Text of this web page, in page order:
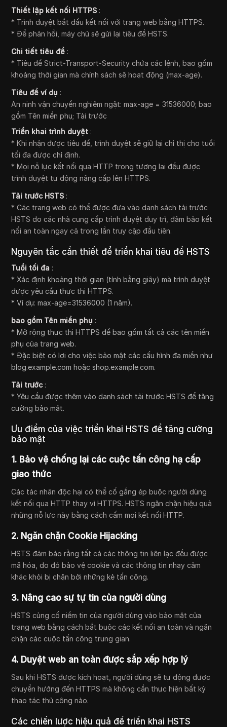
Thiết lập kết nối HTTPS :
* Trình duyệt bắt đầu kết nối với trang web bằng HTTPS.
* Để phản hồi, máy chủ sẽ gửi lại tiêu đề HSTS.
Chi tiết tiêu đề :
* Tiêu đề Strict-Transport-Security chứa các lệnh, bao gồm
khoảng thời gian mà chính sách sẽ hoạt động (max-age).
Tiêu đề ví dụ :
An ninh vận chuyển nghiêm ngặt: max-age = 31536000; bao
gồm Tên miền phụ; Tải trước
Triển khai trình duyệt :
* Khi nhận được tiêu đề, trình duyệt sẽ giữ lại chỉ thị cho tuổi
tối đa được chỉ định.
* Mọi nỗ lực kết nối qua HTTP trong tương lai đều được
trình duyệt tự động nâng cấp lên HTTPS.
Tải trước HSTS :
* Các trang web có thể được đưa vào danh sách tải trước
HSTS do các nhà cung cấp trình duyệt duy trì, đảm bảo kết
nối an toàn ngay cả trong lần truy cập đầu tiên.
Nguyên tắc cần thiết để triển khai tiêu đề HSTS
Tuổi tối đa :
* Xác định khoảng thời gian (tính bằng giây) mà trình duyệt
được yêu cầu thực thi HTTPS.
* Ví dụ: max-age=31536000 (1 năm).
bao gồm Tên miền phụ :
* Mở rộng thực thi HTTPS để bao gồm tất cả các tên miền
phụ của trang web.
* Đặc biệt có lợi cho việc bảo mật các cấu hình đa miền như
blog.example.com hoặc shop.example.com.
Tải trước :
* Yêu cầu được thêm vào danh sách tải trước HSTS để tăng
cường bảo mật.
Ưu điểm của việc triển khai HSTS để tăng cường
bảo mật
1. Bảo vệ chống lại các cuộc tấn công hạ cấp
giao thức
Các tác nhân độc hại có thể cố gắng ép buộc người dùng
kết nối qua HTTP thay vì HTTPS. HSTS ngăn chặn hiệu quả
những nỗ lực này bằng cách cấm mọi kết nối HTTP.
2. Ngăn chặn Cookie Hijacking
HSTS đảm bảo rằng tất cả các thông tin liên lạc đều được
mã hóa, do đó bảo vệ cookie và các thông tin nhạy cảm
khác khỏi bị chặn bởi những kẻ tấn công.
3. Nâng cao sự tự tin của người dùng
HSTS củng cố niềm tin của người dùng vào bảo mật của
trang web bằng cách bắt buộc các kết nối an toàn và ngăn
chặn các cuộc tấn công trung gian.
4. Duyệt web an toàn được sắp xếp hợp lý
Sau khi HSTS được kích hoạt, người dùng sẽ tự động được
chuyển hướng đến HTTPS mà không cần thực hiện bất kỳ
thao tác thủ công nào.
Các chiến lược hiệu quả để triển khai HSTS